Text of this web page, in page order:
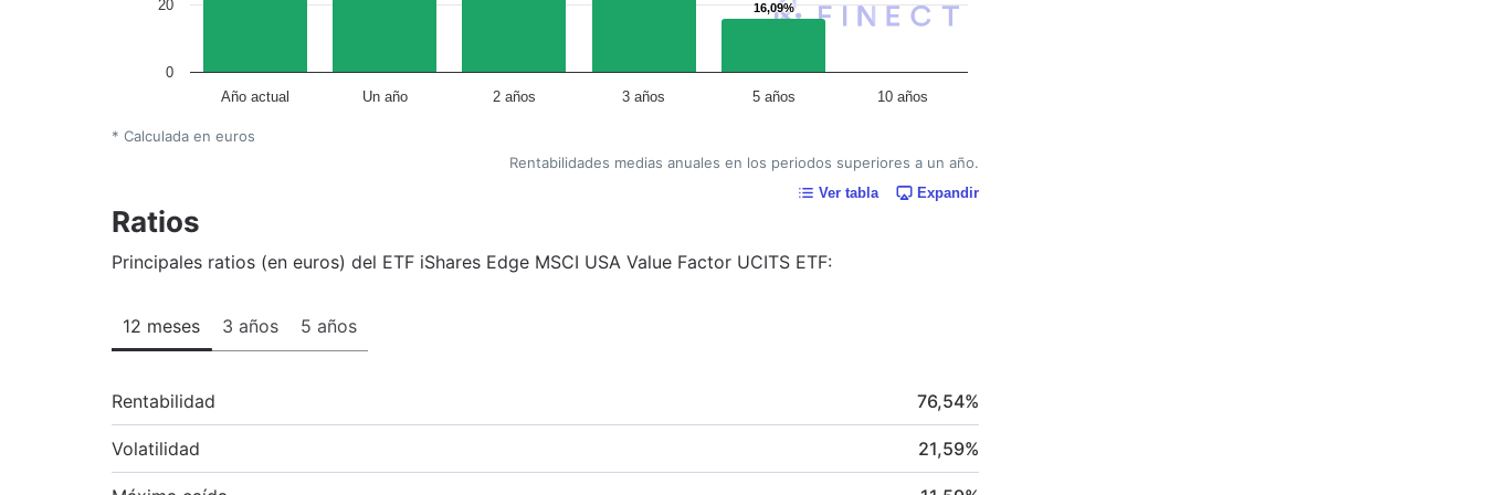
16,09%
16,09%
Año actual Un año 2 años 3 años 5 años 10 años
0
20
* Calculada en euros
Rentabilidades medias anuales en los periodos superiores a un año.
Ver tabla Expandir
Ratios
Principales ratios (en euros) del ETF iShares Edge MSCI USA Value Factor UCITS ETF:
12 meses 3 años 5 años
Rentabilidad 76,54%
Volatilidad 21,59%